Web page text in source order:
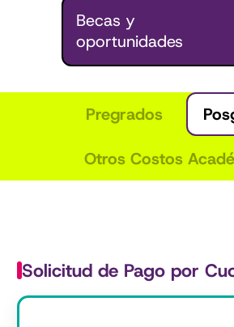
Becas y
oportunidades
Pregrados
Otros Costos
Solicitud de Pago por